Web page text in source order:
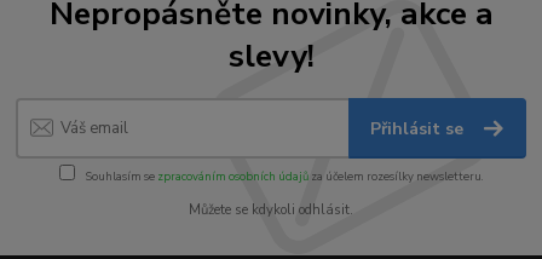
Nepropásněte novinky, akce a
slevy!
Přihlásit se
Souhlasím se zpracováním osobních údajůza účelem rozesílky newsletteru.
Můžete se kdykoli odhlásit.